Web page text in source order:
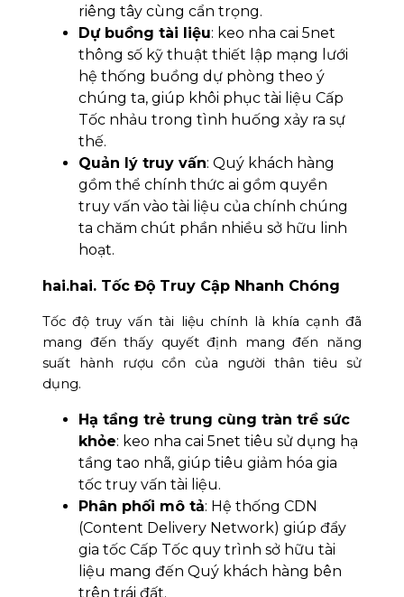
riêng tây cùng cẩn trọng.
Dự buồng tài liệu: keo nha cai 5net
thông số kỹ thuật thiết lập mạng lưới
hệ thống buồng dự phòng theo ý
chúng ta, giúp khôi phục tài liệu Cấp
Tốc nhảu trong tình huống xảy ra sự
thế.
Quản lý truy vấn: Quý khách hàng
gồm thể chính thức ai gồm quyền
truy vấn vào tài liệu của chính chúng
ta chăm chút phần nhiều sở hữu linh
hoạt.
hai.hai. Tốc Độ Truy Cập Nhanh Chóng
Tốc độ truy vấn tài liệu chính là khía cạnh đã
mang đến thấy quyết định mang đến năng
suất hành rượu cồn của người thân tiêu sử
dụng.
Hạ tầng trẻ trung cùng tràn trề sức
khỏe: keo nha cai 5net tiêu sử dụng hạ
tầng tao nhã, giúp tiêu giảm hóa gia
tốc truy vấn tài liệu.
Phân phối mô tả: Hệ thống CDN
(Content Delivery Network) giúp đẩy
gia tốc Cấp Tốc quy trình sở hữu tài
liệu mang đến Quý khách hàng bên
trên trái đất.